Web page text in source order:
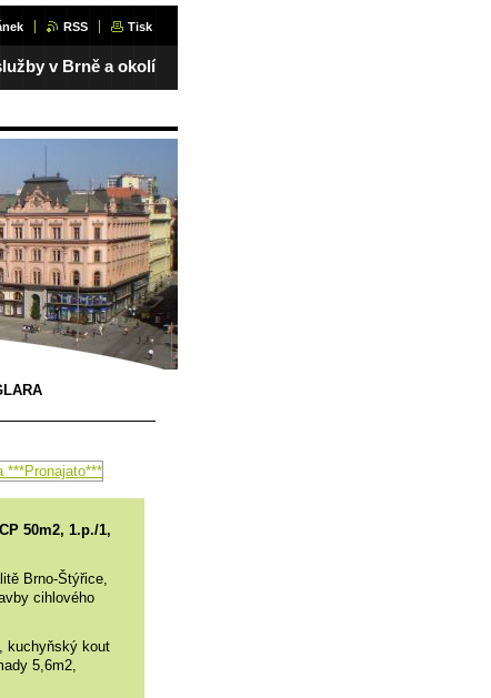
RSS Tisk
v Brně a okolí
50m2, 1.p./1,
Brno-Štýřice,
cihlového
kuchyňský kout
5,6m2,